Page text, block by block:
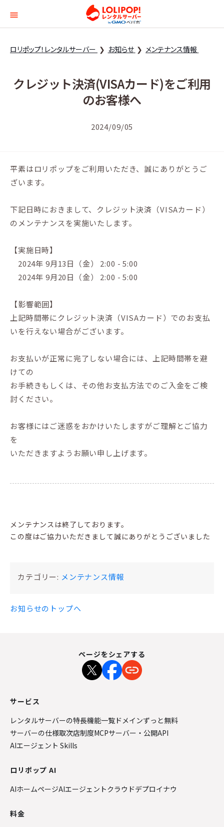
ロリポップ！レンタル
ロリポップ！レンタルサーバー お知らせ メンテナンス情報
クレジット決済(VISAカード)をご利用
のお客様へ
2024/09/05
平素はロリポップをご利用いただき、誠にありがとうご
ざいます。
下記日時におきまして、クレジット決済（VISAカード）
のメンテナンスを実施いたします。
【実施日時】
2024年 9月13日（金） 2:00 - 5:00
2024年 9月20日（金） 2:00 - 5:00
【影響範囲】
上記時間帯にクレジット決済（VISAカード）でのお支払
いを行えない場合がございます。
お支払いが正常に完了しない場合には、上記時間帯を避
けての
お手続きもしくは、その他お支払方法でのご入金をご検
討ください。
お客様にはご迷惑をおかけいたしますがご理解とご協力
を
いただきますようお願い申し上げます。
メンテナンスは終了しております。
この度はご協力いただきまして誠にありがとうございました
カテゴリー: メンテナンス情報
お知らせのトップへ
ページをシェアする
サービス
レンタルサーバーの特長機能一覧 ドメインずっと無料
サーバーの仕様取次店制度MCPサーバー・公開API
AIエージェント Skills
ロリポップ AI
AIホームページAIエージェントクラウドデプロイナウ
料金